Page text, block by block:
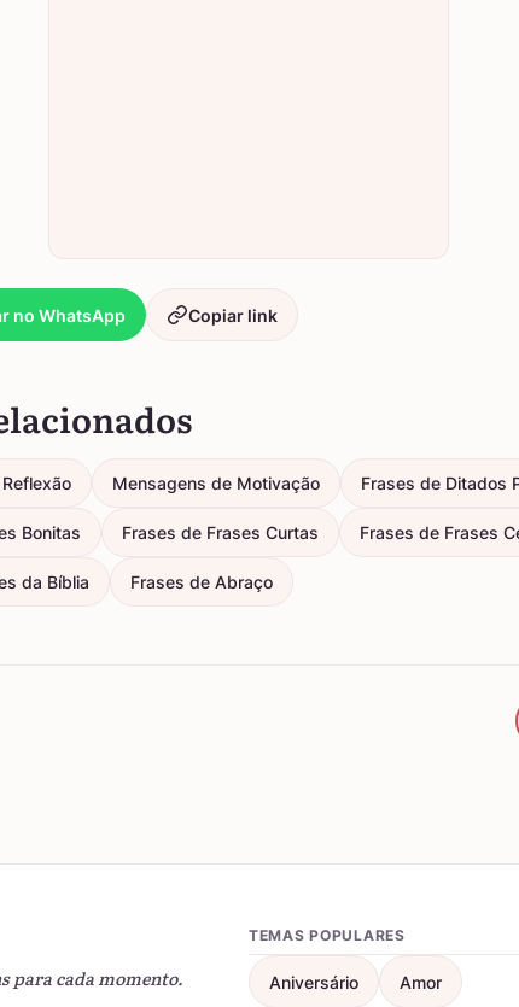
no WhatsApp Copiar link
Mensagens de Motivação Frases de Ditados
Bonitas Frases de Frases Curtas Frases de Frases
da Bíblia Frases de Abraço
para cada momento.
TEMAS POPULARES
Aniversário Amor